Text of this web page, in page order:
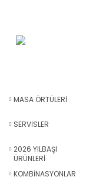
MASA ÖRTÜLERİ
SERVİSLER
2026 YILBAŞI
ÜRÜNLERİ
KOMBİNASYONLAR